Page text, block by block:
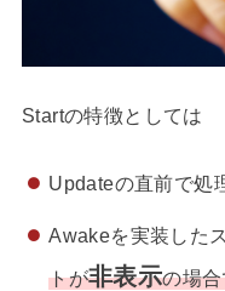
Startの特徴としては
Updateの直前で処
Awakeを実装した
トが非表示の場